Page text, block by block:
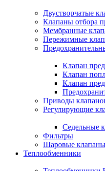
Двустворчатые
Клапаны отбора
Мембранные
Пережимные
Клапан
Клапан
Клапан
Приводы
Регулирующие
Седельные
Фильтры
Шаровые
Теплообменники